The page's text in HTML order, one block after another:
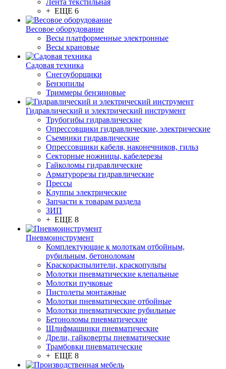
Лента текстильная
+ ЕЩЕ 6
Весовое оборудование
Весы платформенные электронные
Весы крановые
Садовая техника
Снегоуборщики
Бензопилы
Триммеры бензиновые
Гидравлический и электрический инструмент
Трубогибы гидравлические
Опрессовщики гидравлические, электрические
Съемники гидравлические
Опрессовщики кабеля, наконечников, гильз
Секторные ножницы, кабелерезы
Гайколомы гидравлические
Арматурорезы гидравлические
Прессы
Клуппы электрические
Запчасти к товарам раздела
ЗИП
+ ЕЩЕ 8
Пневмоинструмент
Комплектующие к молоткам отбойным,
рубильным, бетоноломам
Краскораспылители, краскопульты
Молотки пневматические клепальные
Молотки пучковые
Пистолеты монтажные
Молотки пневматические отбойные
Молотки пневматические рубильные
Бетоноломы пневматические
Шлифмашинки пневматические
Дрели, гайковерты пневматические
Трамбовки пневматические
+ ЕЩЕ 8